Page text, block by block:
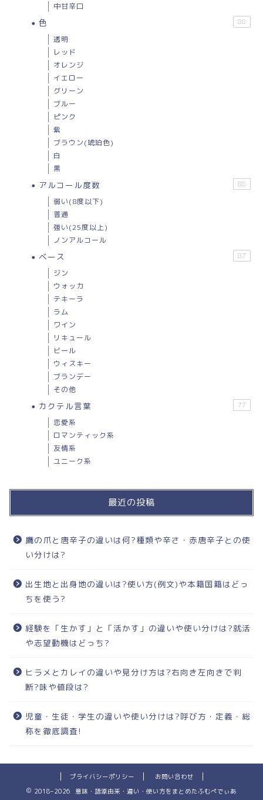
中甘辛口
色 88
透明
レッド
オレンジ
イエロー
グリーン
ブルー
ピンク
紫
ブラウン(琥珀色)
白
黒
アルコール度数 88
弱い(8度以下)
普通
強い(25度以上)
ノンアルコール
ベース 87
ジン
ウォッカ
テキーラ
ラム
ワイン
リキュール
ビール
ウィスキー
ブランデー
その他
カクテル言葉 77
恋愛系
ロマンティック系
友情系
ユニーク系
最近の投稿
鷹の爪と唐辛子の違いは何?種類や辛さ・赤唐辛子との使
い分けは?
出生地と出身地の違いは?使い方(例文)や本籍国籍はどっ
ちを使う?
経験を「生かす」と「活かす」の違いや使い分けは?就活
や志望動機はどっち?
ヒラメとカレイの違いや見分け方は?右向き左向きで判
断?味や値段は?
児童・生徒・学生の違いや使い分けは?呼び方・定義・総
称を徹底調査!
プライバシーポリシー
お問い合わせ
2018–2026 意味・語源由来・違い・使い方をまとめたふむぺでぃあ